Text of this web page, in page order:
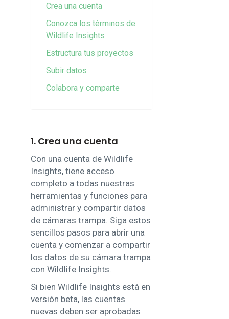
Crea una cuenta
Conozca los términos de
Wildlife Insights
Estructura tus proyectos
Subir datos
Colabora y comparte
1. Crea una cuenta
Con una cuenta de Wildlife
Insights, tiene acceso
completo a todas nuestras
herramientas y funciones para
administrar y compartir datos
de cámaras trampa. Siga estos
sencillos pasos para abrir una
cuenta y comenzar a compartir
los datos de su cámara trampa
con Wildlife Insights.
Si bien Wildlife Insights está en
versión beta, las cuentas
nuevas deben ser aprobadas